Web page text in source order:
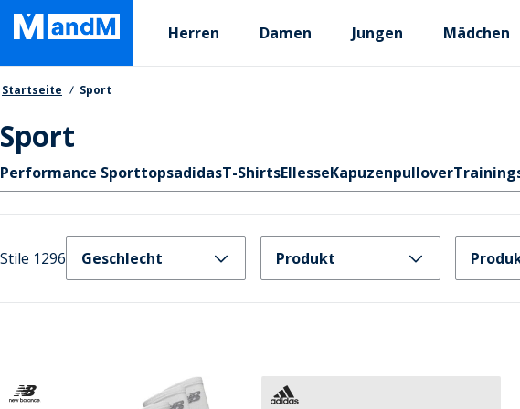
Skip
main
content
Primary departments
Herren Damen Jungen Mädchen
Brotkrumen
Startseite Sport
Sport
Schnellzugriff
Performance SporttopsadidasT-ShirtsEllesseKapuzenpullover
Stile 1296 Geschlecht Produkt